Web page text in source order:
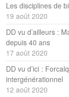
Les disciplines de
19 août 2020
DD vu d’ailleurs :
depuis 40 ans
17 août 2020
DD vu d’ici :
intergénérationnel
12 août 2020